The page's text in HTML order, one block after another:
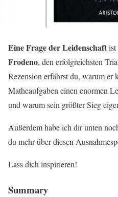
Eine Frage der Leidenschaft
Frodeno, den erfolgreichsten
Rezension erfährst du, warum er
Matheaufgaben einen enormen
und warum sein größter Sieg
Außerdem habe ich dir unten
du mehr über diesen
Lass dich inspirieren!
Summary